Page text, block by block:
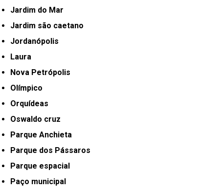
Jardim do Mar
Jardim são caetano
Jordanópolis
Laura
Nova Petrópolis
Olímpico
Orquídeas
Oswaldo cruz
Parque Anchieta
Parque dos Pássaros
Parque espacial
Paço municipal